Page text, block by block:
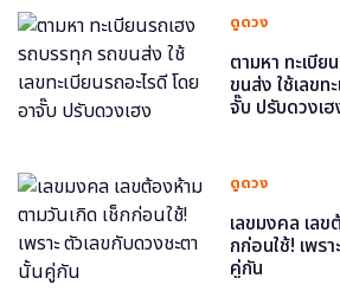
ดูดวง
ตามหา ทะเบีย
ขนส่ง ใช้เลขท
จั๊บ ปรับดวงเฮ
ดูดวง
เลขมงคล เลข
กก่อนใช้! เพร
คู่กัน